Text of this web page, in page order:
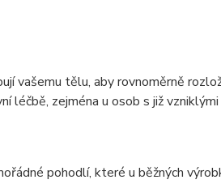
vašemu tělu, aby rovnoměrně
léčbě, zejména u osob s již
pohodlí, které u běžných